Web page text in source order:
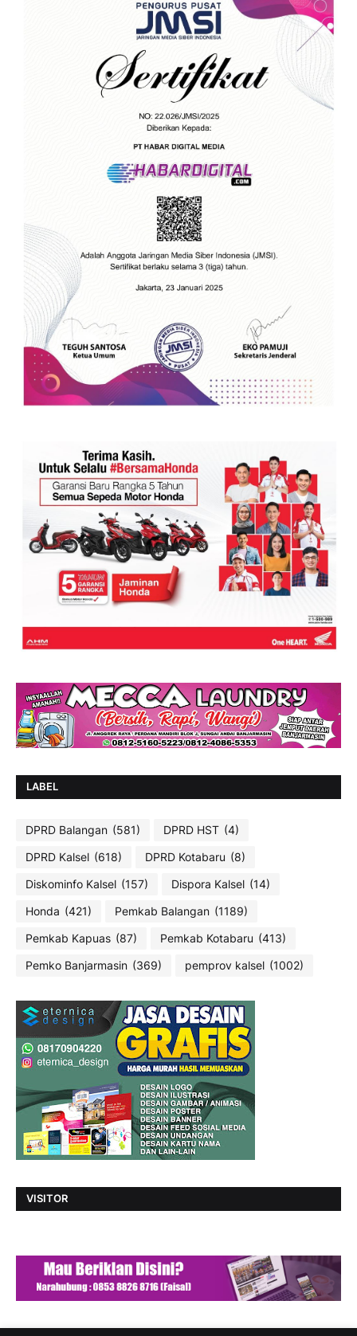
LABEL
DPRD Balangan (581) DPRD HST (4)
DPRD Kalsel (618) DPRD Kotabaru (8)
Diskominfo Kalsel (157) Dispora Kalsel (14)
Honda (421) Pemkab Balangan (1189)
Pemkab Kapuas (87) Pemkab Kotabaru (413)
Pemko Banjarmasin (369) pemprov kalsel (1002)
VISITOR